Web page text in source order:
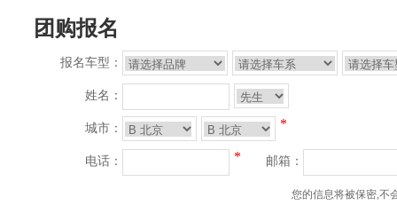
团购报名
报名车型：
姓名：
城市： *
电话： * 邮箱：
您的信息将被保密,不